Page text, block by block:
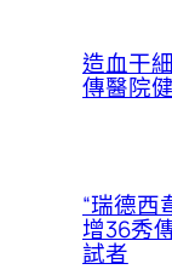
造血干
傳醫院
“瑞德西
增36秀
試者